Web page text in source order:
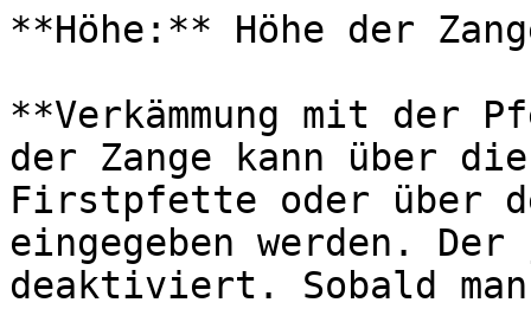
**Höhe:** Höhe der
**Verkämmung mit der
der Zange kann über
Firstpfette oder über
eingegeben werden.
deaktiviert. Sobald man